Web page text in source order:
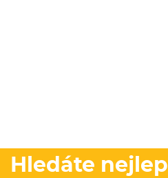
Hledáte